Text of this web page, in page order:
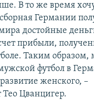
В то же время
Германии
достойные
прибыли,
Таким образом,
футбол в
женского, –
Тео Цванцигер.